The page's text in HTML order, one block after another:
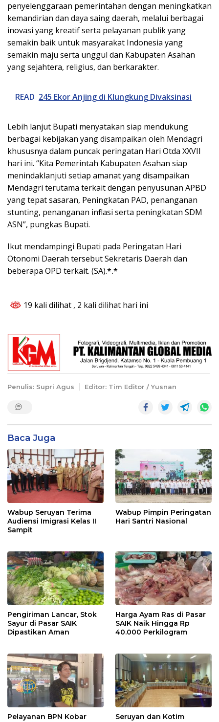
penyelenggaraan pemerintahan dengan meningkatkan
kemandirian dan daya saing daerah, melalui berbagai
inovasi yang kreatif serta pelayanan publik yang
semakin baik untuk masyarakat Indonesia yang
semakin maju serta unggul dan Kabupaten Asahan
yang sejahtera, religius, dan berkarakter.
READ 245 Ekor Anjing di Klungkung Divaksinasi
Lebih lanjut Bupati menyatakan siap mendukung
berbagai kebijakan yang disampaikan oleh Mendagri
khususnya dalam puncak peringatan Hari Otda XXVII
hari ini. “Kita Pemerintah Kabupaten Asahan siap
menindaklanjuti setiap amanat yang disampaikan
Mendagri terutama terkait dengan penyusunan APBD
yang tepat sasaran, Peningkatan PAD, penanganan
stunting, penanganan inflasi serta peningkatan SDM
ASN”, pungkas Bupati.
Ikut mendampingi Bupati pada Peringatan Hari
Otonomi Daerah tersebut Sekretaris Daerah dan
beberapa OPD terkait. (SA).*.*
19 kali dilihat , 2 kali dilihat hari ini
Penulis: Supri Agus Editor: Tim Editor / Yusnan
Baca Juga
Wabup Seruyan Terima
Audiensi Imigrasi Kelas II
Sampit
Wabup Pimpin Peringatan
Hari Santri Nasional
Pengiriman Lancar, Stok
Sayur di Pasar SAIK
Dipastikan Aman
Harga Ayam Ras di Pasar
SAIK Naik Hingga Rp
40.000 Perkilogram
Pelayanan BPN Kobar
Seruyan dan Kotim